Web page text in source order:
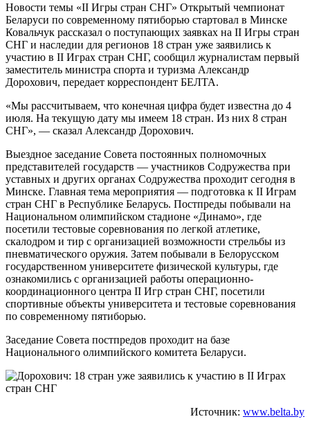
Новости темы «II Игры стран СНГ» Открытый чемпионат
Беларуси по современному пятиборью стартовал в Минске
Ковальчук рассказал о поступающих заявках на II Игры стран
СНГ и наследии для регионов 18 стран уже заявились к
участию в II Играх стран СНГ, сообщил журналистам первый
заместитель министра спорта и туризма Александр
Дорохович, передает корреспондент БЕЛТА.
«Мы рассчитываем, что конечная цифра будет известна до 4
июля. На текущую дату мы имеем 18 стран. Из них 8 стран
СНГ», — сказал Александр Дорохович.
Выездное заседание Совета постоянных полномочных
представителей государств — участников Содружества при
уставных и других органах Содружества проходит сегодня в
Минске. Главная тема мероприятия — подготовка к II Играм
стран СНГ в Республике Беларусь. Постпреды побывали на
Национальном олимпийском стадионе «Динамо», где
посетили тестовые соревнования по легкой атлетике,
скалодром и тир с организацией возможности стрельбы из
пневматического оружия. Затем побывали в Белорусском
государственном университете физической культуры, где
ознакомились с организацией работы операционно-
координационного центра II Игр стран СНГ, посетили
спортивные объекты университета и тестовые соревнования
по современному пятиборью.
Заседание Совета постпредов проходит на базе
Национального олимпийского комитета Беларуси.
Источник: www.belta.by